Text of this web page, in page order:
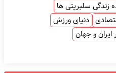
زندگی سلبریتی ها
دنیای ورزش
ایران و جهان